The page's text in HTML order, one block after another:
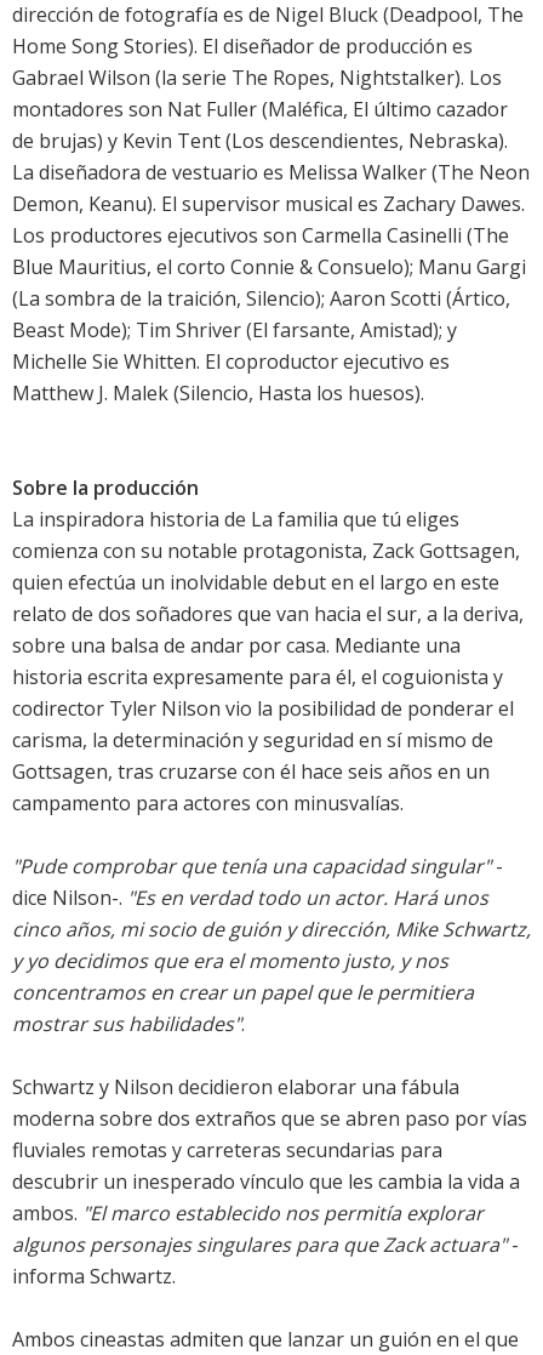
dirección de fotografía es de Nigel Bluck (Deadpool, The
Home Song Stories). El diseñador de producción es
Gabrael Wilson (la serie The Ropes, Nightstalker). Los
montadores son Nat Fuller (Maléfica, El último cazador
de brujas) y Kevin Tent (Los descendientes, Nebraska).
La diseñadora de vestuario es Melissa Walker (The Neon
Demon, Keanu). El supervisor musical es Zachary Dawes.
Los productores ejecutivos son Carmella Casinelli (The
Blue Mauritius, el corto Connie & Consuelo); Manu Gargi
(La sombra de la traición, Silencio); Aaron Scotti (Ártico,
Beast Mode); Tim Shriver (El farsante, Amistad); y
Michelle Sie Whitten. El coproductor ejecutivo es
Matthew J. Malek (Silencio, Hasta los huesos).
Sobre la producción
La inspiradora historia de La familia que tú eliges
comienza con su notable protagonista, Zack Gottsagen,
quien efectúa un inolvidable debut en el largo en este
relato de dos soñadores que van hacia el sur, a la deriva,
sobre una balsa de andar por casa. Mediante una
historia escrita expresamente para él, el coguionista y
codirector Tyler Nilson vio la posibilidad de ponderar el
carisma, la determinación y seguridad en sí mismo de
Gottsagen, tras cruzarse con él hace seis años en un
campamento para actores con minusvalías.
"Pude comprobar que tenía una capacidad singular"-
dice Nilson-. "Es en verdad todo un actor. Hará unos
cinco años, mi socio de guión y dirección, Mike Schwartz,
y yo decidimos que era el momento justo, y nos
concentramos en crear un papel que le permitiera
mostrar sus habilidades".
Schwartz y Nilson decidieron elaborar una fábula
moderna sobre dos extraños que se abren paso por vías
fluviales remotas y carreteras secundarias para
descubrir un inesperado vínculo que les cambia la vida a
ambos. "El marco establecido nos permitía explorar
algunos personajes singulares para que Zack actuara"-
informa Schwartz.
Ambos cineastas admiten que lanzar un guión en el que